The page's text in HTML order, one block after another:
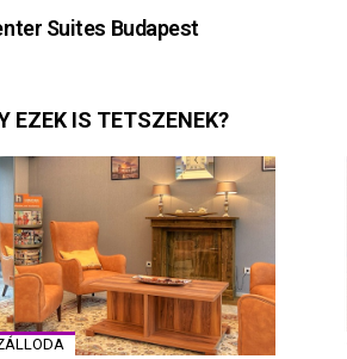
Suites Budapest
EZEK IS TETSZENEK?